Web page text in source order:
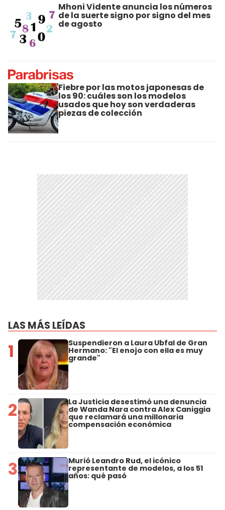
Mhoni Vidente anuncia los números
de la suerte signo por signo del mes
de agosto
Fiebre por las motos japonesas de
los 90: cuáles son los modelos
usados que hoy son verdaderas
piezas de colección
LAS MÁS LEÍDAS
1 Suspendieron a Laura Ubfal de Gran
Hermano: "El enojo con ella es muy
grande"
2 La Justicia desestimó una denuncia
de Wanda Nara contra Alex Caniggia
que reclamará una millonaria
compensación económica
3 Murió Leandro Rud, el icónico
representante de modelos, a los 51
años: qué pasó